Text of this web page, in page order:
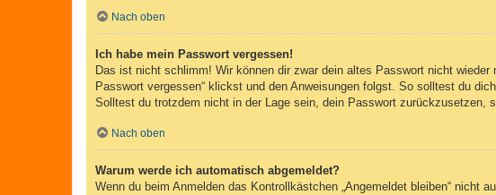
Nach oben
Ich habe mein Passwort vergessen!
Das ist nicht schlimm! Wir können dir zwar dein altes Passwort nicht
Passwort vergessen“ klickst und den Anweisungen folgst. So solltest du
Solltest du trotzdem nicht in der Lage sein, dein Passwort zurückzusetzen,
Nach oben
Warum werde ich automatisch abgemeldet?
Wenn du beim Anmelden das Kontrollkästchen „Angemeldet bleiben“ nicht